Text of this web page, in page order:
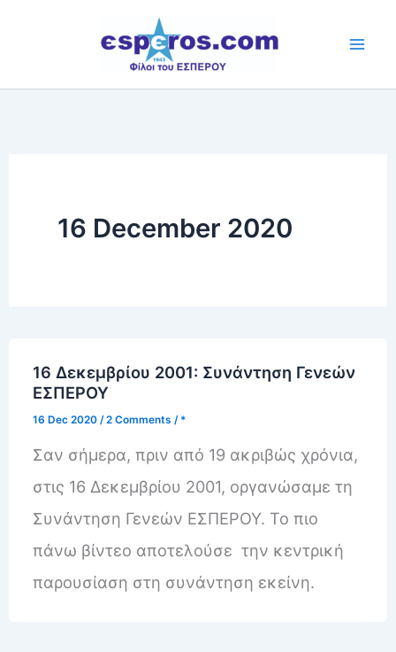
16 December 2020
16 Δεκεμβρίου 2001: Συνάντηση Γενεών
ΕΣΠΕΡΟΥ
16 Dec 2020/2 Comments / *
Σαν σήμερα, πριν από 19 ακριβώς χρόνια,
στις 16 Δεκεμβρίου 2001, οργανώσαμε τη
Συνάντηση Γενεών ΕΣΠΕΡΟΥ. Το πιο
πάνω βίντεο αποτελούσε την κεντρική
παρουσίαση στη συνάντηση εκείνη.